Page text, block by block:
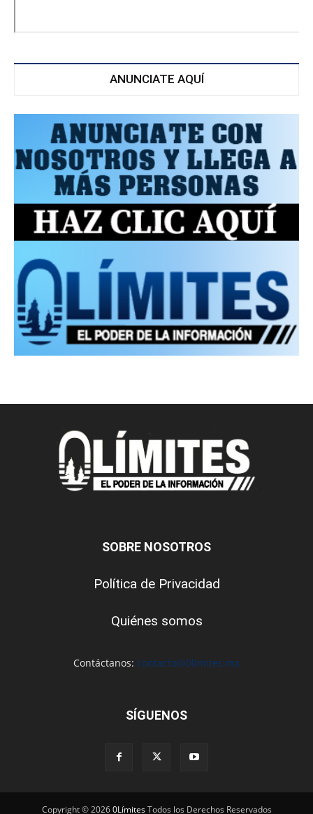
ANUNCIATE AQUÍ
SOBRE NOSOTROS
Política de Privacidad
Quiénes somos
Contáctanos: contacto@0limites.mx
SÍGUENOS
Copyright © 20260LímitesTodos los Derechos Reservados